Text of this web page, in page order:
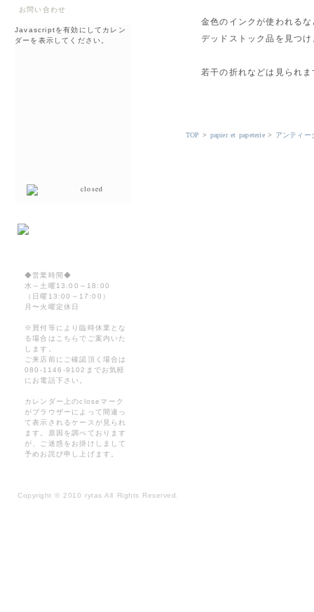
金色のインクが使われる
デッドストック品を見つ
若干の折れなどは見られ
TOP > papier et papeterie> アンティー
お問い合わせ
Javascriptを有効にしてカレン
ダーを表示してください。
closed
◆営業時間◆
水～土曜13:00～18:00
（日曜13:00～17:00）
月〜火曜定休日
※買付等により臨時休業とな
る場合はこちらでご案内いた
します。
ご来店前にご確認頂く場合は
080-1146-9102までお気軽
にお電話下さい。
カレンダー上のcloseマーク
がブラウザーによって間違っ
て表示されるケースが見られ
ます。原因を調べております
が、ご迷惑をお掛けしまして
予めお詫び申し上げます。
Copyright© 2010 rytas All Rights Reserved.